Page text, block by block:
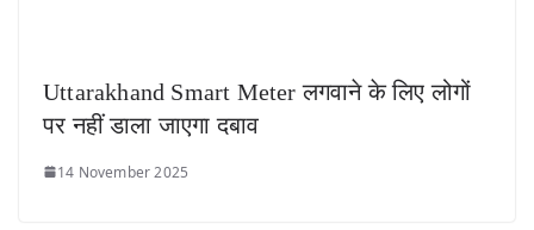
Uttarakhand Smart Meter लगवाने के लिए लोगों
पर नहीं डाला जाएगा दबाव
14 November 2025